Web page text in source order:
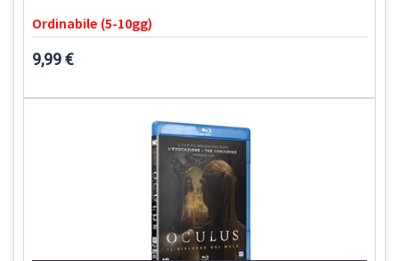
Ordinabile (5-10gg)
9,99 €